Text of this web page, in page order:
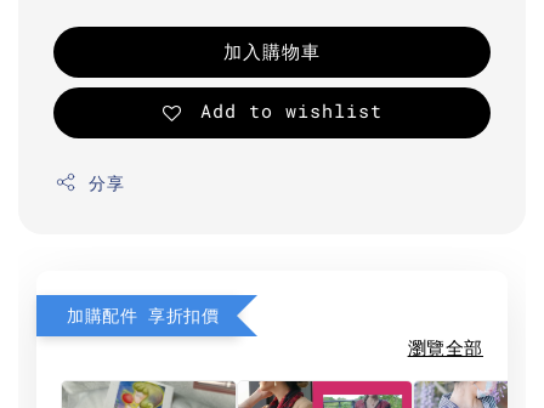
加入購物車
Add to wishlist
分享
加購配件 享折扣價
瀏覽全部